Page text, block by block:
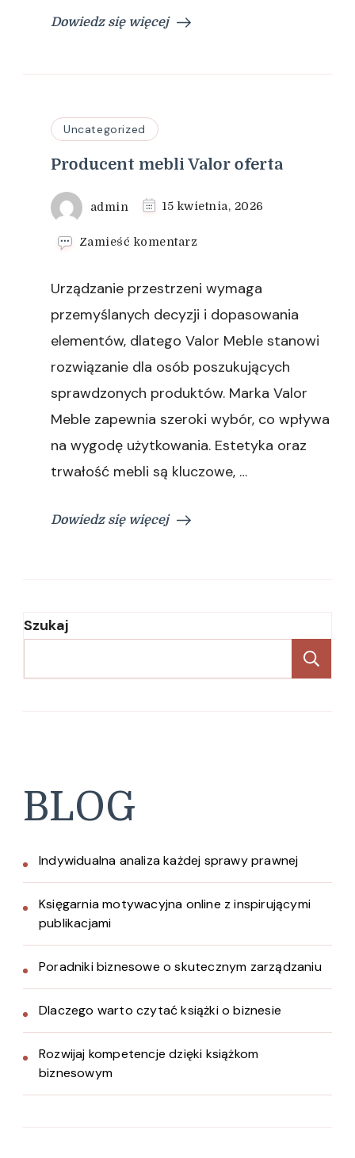
Dowiedz się więcej
Uncategorized
Producent mebli Valor oferta
admin 15 kwietnia, 2026
Zamieść komentarz
mebli
Valor
oferta
Urządzanie przestrzeni wymaga
przemyślanych decyzji i dopasowania
elementów, dlatego Valor Meble stanowi
rozwiązanie dla osób poszukujących
sprawdzonych produktów. Marka Valor
Meble zapewnia szeroki wybór, co wpływa
na wygodę użytkowania. Estetyka oraz
trwałość mebli są kluczowe, …
Dowiedz się więcej
Szukaj
BLOG
Indywidualna analiza każdej sprawy prawnej
Księgarnia motywacyjna online z inspirującymi
publikacjami
Poradniki biznesowe o skutecznym zarządzaniu
Dlaczego warto czytać książki o biznesie
Rozwijaj kompetencje dzięki książkom
biznesowym